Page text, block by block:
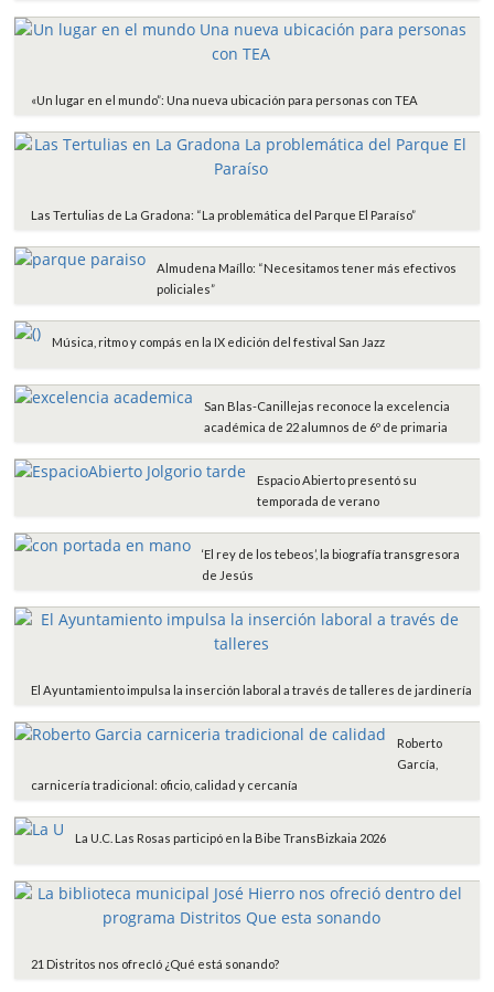
«Un lugar en el mundo”: Una nueva ubicación para personas con TEA
Las Tertulias de La Gradona: “La problemática del Parque El Paraíso”
Almudena Maíllo: “Necesitamos tener más efectivos
policiales”
Música, ritmo y compás en la IX edición del festival San Jazz
San Blas-Canillejas reconoce la excelencia
académica de 22 alumnos de 6º de primaria
Espacio Abierto presentó su
temporada de verano
‘El rey de los tebeos’, la biografía transgresora
de Jesús
El Ayuntamiento impulsa la inserción laboral a través de talleres de jardinería
Roberto
García,
carnicería tradicional: oficio, calidad y cercanía
La U.C. Las Rosas participó en la Bibe TransBizkaia 2026
21 Distritos nos ofrecIó ¿Qué está sonando?